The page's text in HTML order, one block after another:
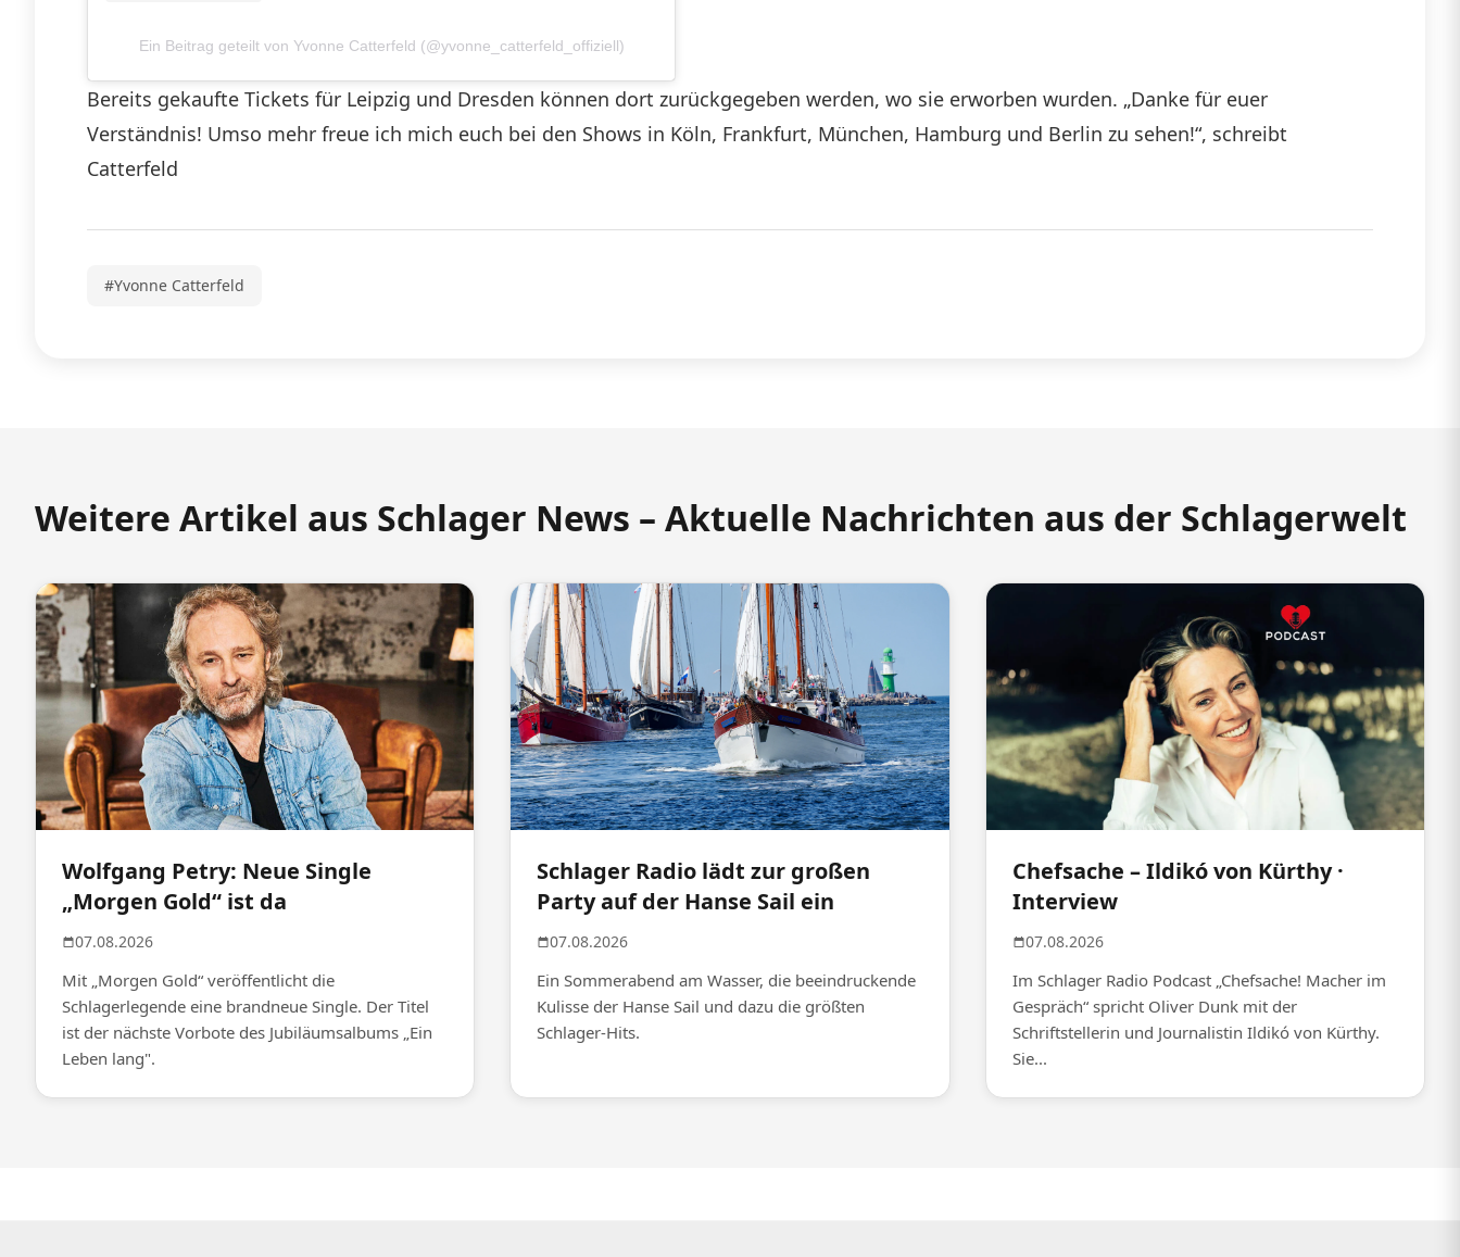
Ein Beitrag geteilt von Yvonne Catterfeld (@yvonne_catterfeld_offiziell)
Bereits gekaufte Tickets für Leipzig und Dresden können dort zurückgegeben werden, wo sie erworben wurden. „Danke für euer
Verständnis! Umso mehr freue ich mich euch bei den Shows in Köln, Frankfurt, München, Hamburg und Berlin zu sehen!“, schreibt
Catterfeld
#Yvonne Catterfeld
Weitere Artikel aus Schlager News – Aktuelle Nachrichten aus der Schlagerwelt
Wolfgang Petry: Neue Single
„Morgen Gold“ ist da
07.08.2026
Mit „Morgen Gold“ veröffentlicht die
Schlagerlegende eine brandneue Single. Der Titel
ist der nächste Vorbote des Jubiläumsalbums „Ein
Leben lang".
Schlager Radio lädt zur großen
Party auf der Hanse Sail ein
07.08.2026
Ein Sommerabend am Wasser, die beeindruckende
Kulisse der Hanse Sail und dazu die größten
Schlager-Hits.
Chefsache – Ildikó von Kürthy ·
Interview
07.08.2026
Im Schlager Radio Podcast „Chefsache! Macher im
Gespräch“ spricht Oliver Dunk mit der
Schriftstellerin und Journalistin Ildikó von Kürthy.
Sie...